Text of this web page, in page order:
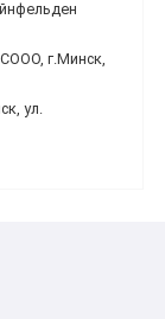
г.Минск,
ул.